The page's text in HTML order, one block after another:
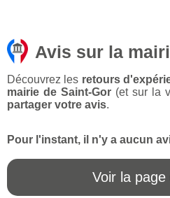
Avis sur la
Découvrez les retours
mairie de Saint-Gor (et sur la
partager votre avis.
Pour l'instant, il n'y a aucun
Voir la